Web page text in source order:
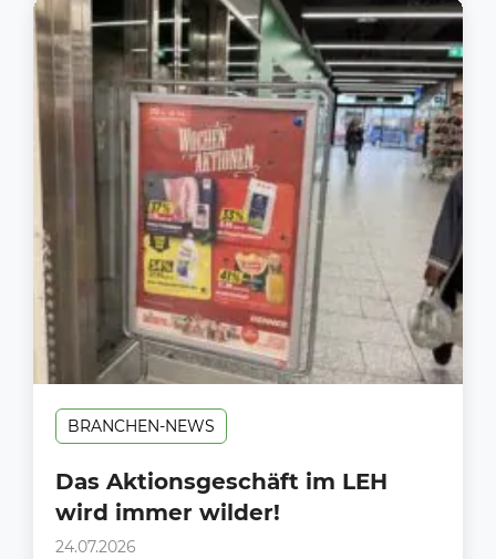
BRANCHEN-NEWS
Das Aktionsgeschäft im LEH
wird immer wilder!
24.07.2026